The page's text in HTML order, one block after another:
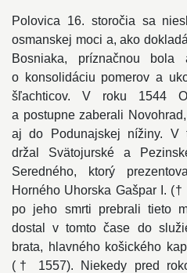
Polovica 16. storočia sa
osmanskej moci a, ako
Bosniaka, príznačnou bola
o konsolidáciu pomerov a
šľachticov. V roku 1544
a postupne zaberali
aj do Podunajskej nížiny. V
držal Svätojurské a
Seredného, ktorý
Horného Uhorska Gašpar I.
po jeho smrti prebrali tieto
dostal v tomto čase do
brata, hlavného košického
(† 1557). Niekedy pred